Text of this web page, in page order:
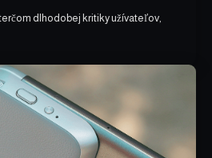
dlhodobej kritiky užívateľov,